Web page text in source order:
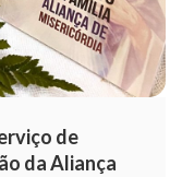
de
da Aliança